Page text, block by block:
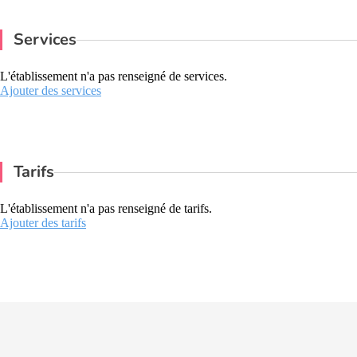
Services
L'établissement n'a pas renseigné de services.
Ajouter des services
Tarifs
L'établissement n'a pas renseigné de tarifs.
Ajouter des tarifs